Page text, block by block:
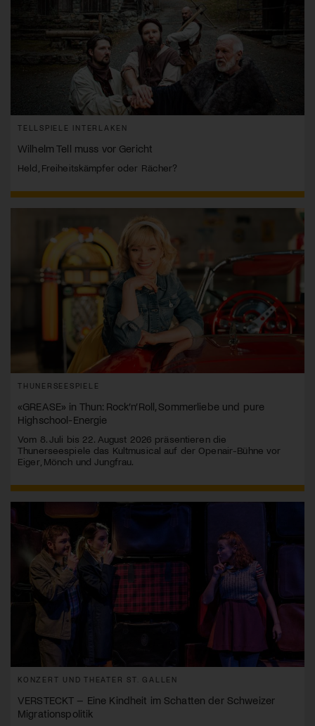
TELLSPIELE INTERLAKEN
Wilhelm Tell muss vor Gericht
Held, Freiheitskämpfer oder Rächer?
THUNERSEESPIELE
«GREASE» in Thun: Rock’n’Roll, Sommerliebe und pure
Highschool-Energie
Vom 8. Juli bis 22. August 2026 präsentieren die
Thunerseespiele das Kultmusical auf der Openair-Bühne vor
Eiger, Mönch und Jungfrau.
KONZERT UND THEATER ST. GALLEN
VERSTECKT – Eine Kindheit im Schatten der Schweizer
Migrationspolitik